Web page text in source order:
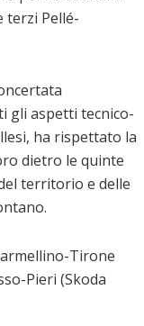
terzi Pellé-
gli aspetti tecnico-
ha rispettato la
dietro le quinte
territorio e delle
Tirone
Pieri (Skoda